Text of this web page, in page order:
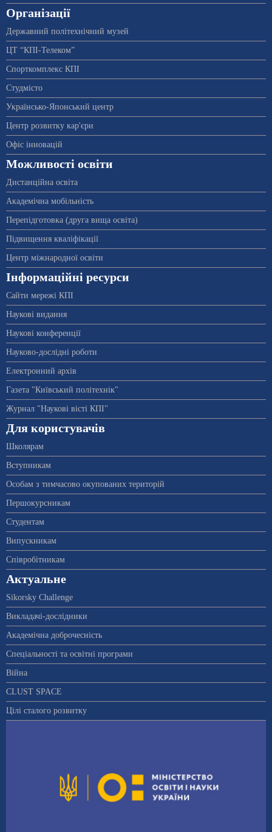
Організації
Державний політехнічний музей
ЦТ “КПІ-Телеком”
Спорткомплекс КПІ
Студмісто
Українсько-Японський центр
Центр розвитку кар'єри
Офіс інновацій
Можливості освіти
Дистанційна освіта
Академічна мобільність
Перепідготовка (друга вища освіта)
Підвищення кваліфікації
Центр міжнародної освіти
Інформаційні ресурси
Сайти мережі КПІ
Наукові видання
Наукові конференції
Науково-дослідні роботи
Електронний архів
Газета "Київський політехнік"
Журнал "Наукові вісті КПІ"
Для користувачів
Школярам
Вступникам
Особам з тимчасово окупованих територій
Першокурсникам
Студентам
Випускникам
Співробітникам
Актуальне
Sikorsky Challenge
Викладачі-дослідники
Академічна доброчесність
Спеціальності та освітні програми
Війна
CLUST SPACE
Цілі сталого розвитку